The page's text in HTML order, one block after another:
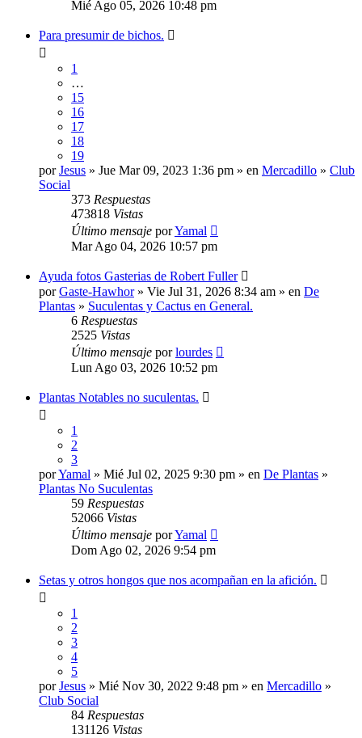
Mié Ago 05, 2026 10:48 pm
Para presumir de bichos.
1
…
15
16
17
18
19
porJesus » Jue Mar 09, 2023 1:36 pm » en Mercadillo » Club
Social
373 Respuestas
473818 Vistas
Último mensaje porYamal
Mar Ago 04, 2026 10:57 pm
Ayuda fotos Gasterias de Robert Fuller
porGaste-Hawhor» Vie Jul 31, 2026 8:34 am » en De
Plantas » Suculentas y Cactus en General.
6 Respuestas
2525 Vistas
Último mensaje porlourdes
Lun Ago 03, 2026 10:52 pm
Plantas Notables no suculentas.
1
2
3
porYamal » Mié Jul 02, 2025 9:30 pm » en De Plantas »
Plantas No Suculentas
59 Respuestas
52066 Vistas
Último mensaje porYamal
Dom Ago 02, 2026 9:54 pm
Setas y otros hongos que nos acompañan en la afición.
1
2
3
4
5
porJesus » Mié Nov 30, 2022 9:48 pm » en Mercadillo »
Club Social
84 Respuestas
131126 Vistas